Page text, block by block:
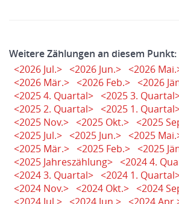
Weitere Zählungen an diesem Punkt:
<2026 Jul.> <2026 Jun.> <2026
<2026 Mär.> <2026 Feb.> <2026
<2025 4. Quartal> <2025 3.
<2025 2. Quartal> <2025 1.
<2025 Nov.> <2025 Okt.> <2025
<2025 Jul.> <2025 Jun.> <2025
<2025 Mär.> <2025 Feb.> <2025
<2025 Jahreszählung> <2024 4.
<2024 3. Quartal> <2024 1.
<2024 Nov.> <2024 Okt.> <2024